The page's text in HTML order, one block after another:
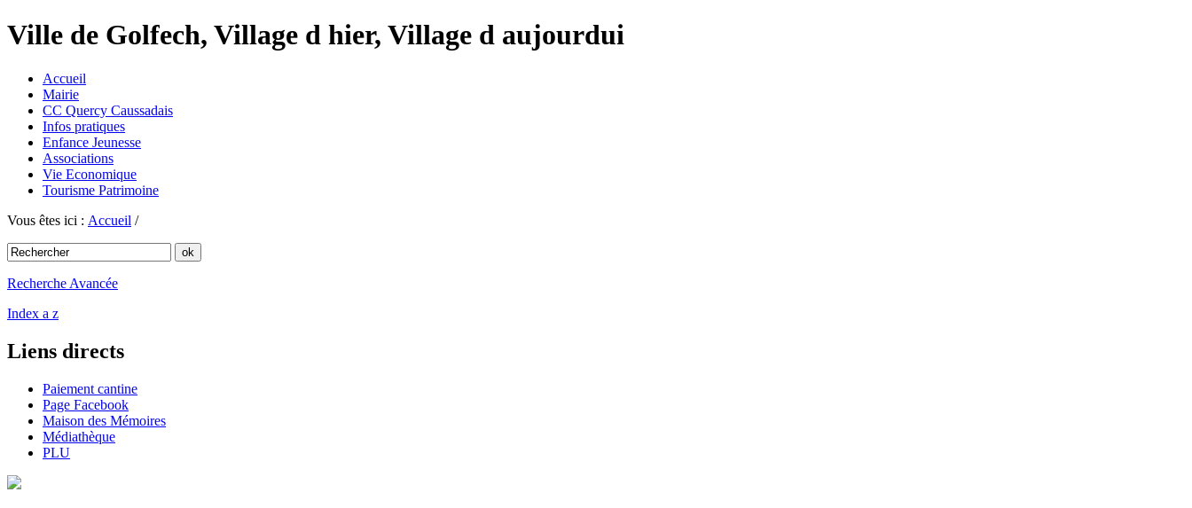
Ville de Golfech, Village d hier, Village d aujourdui
Accueil
Mairie
CC Quercy Caussadais
Infos pratiques
Enfance Jeunesse
Associations
Vie Economique
Tourisme Patrimoine
Vous êtes ici : Accueil /
Recherche Avancée
Index a z
Liens directs
Paiement cantine
Page Facebook
Maison des Mémoires
Médiathèque
PLU